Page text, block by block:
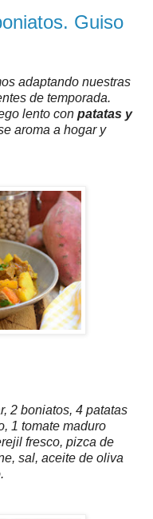
Guiso
adaptando nuestras
de temporada.
lento con patatas y
aroma a hogar y
2 boniatos, 4 patatas
1 tomate maduro
fresco, pizca de
sal, aceite de oliva